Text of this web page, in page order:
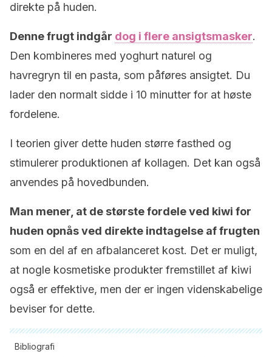
direkte på huden.
Denne frugt indgår dog i flere ansigtsmasker.
Den kombineres med yoghurt naturel og
havregryn til en pasta, som påføres ansigtet. Du
lader den normalt sidde i 10 minutter for at høste
fordelene.
I teorien giver dette huden større fasthed og
stimulerer produktionen af kollagen. Det kan også
anvendes på hovedbunden.
Man mener, at de største fordele ved kiwi for
huden opnås ved direkte indtagelse af frugten
som en del af en afbalanceret kost. Det er muligt,
at nogle kosmetiske produkter fremstillet af kiwi
også er effektive, men der er ingen videnskabelige
beviser for dette.
Bibliografi